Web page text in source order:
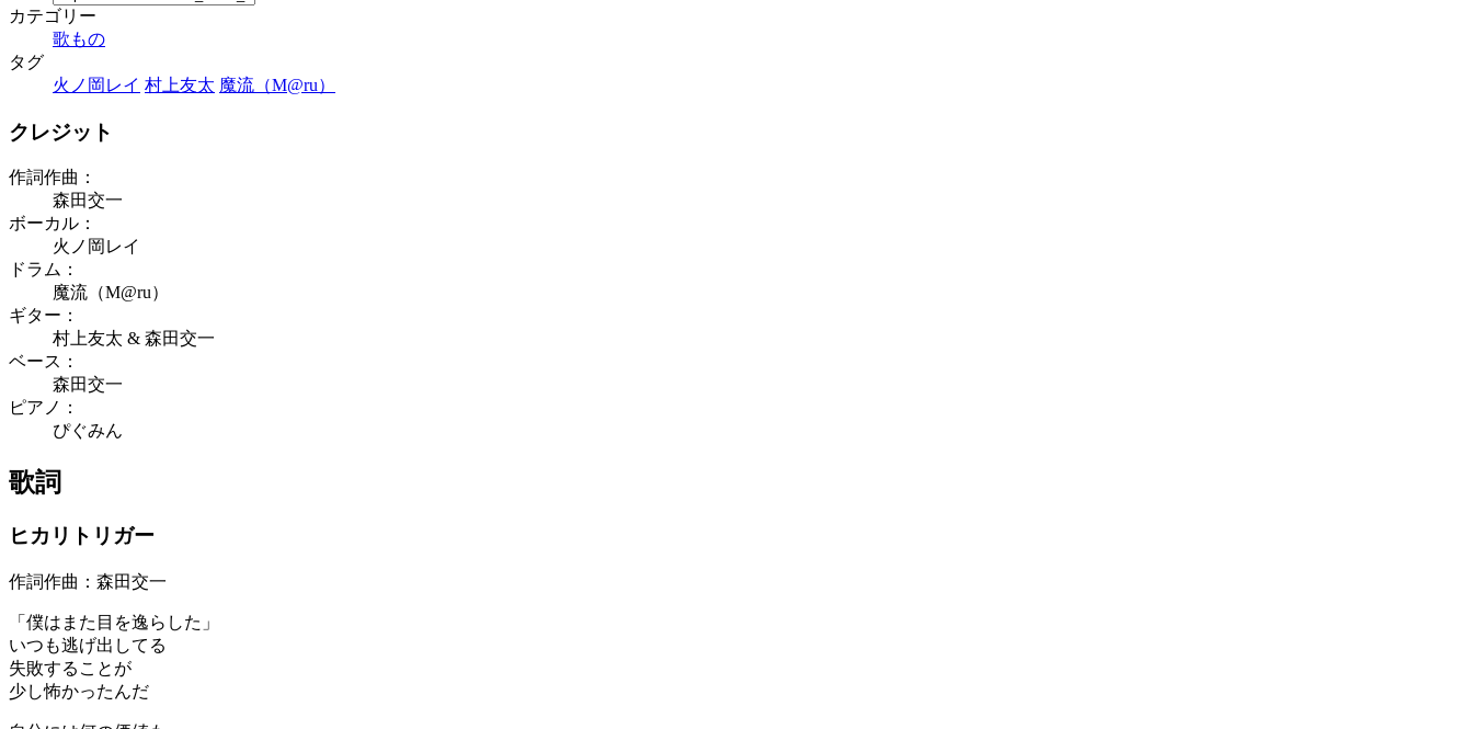
カテゴリー
歌もの
タグ
火ノ岡レイ 村上友太 魔流（M@ru）
クレジット
作詞作曲：
森田交一
ボーカル：
火ノ岡レイ
ドラム：
魔流（M@ru）
ギター：
村上友太 & 森田交一
ベース：
森田交一
ピアノ：
ぴぐみん
歌詞
ヒカリトリガー
作詞作曲：森田交一
「僕はまた目を逸らした」
いつも逃げ出してる
失敗することが
少し怖かったんだ